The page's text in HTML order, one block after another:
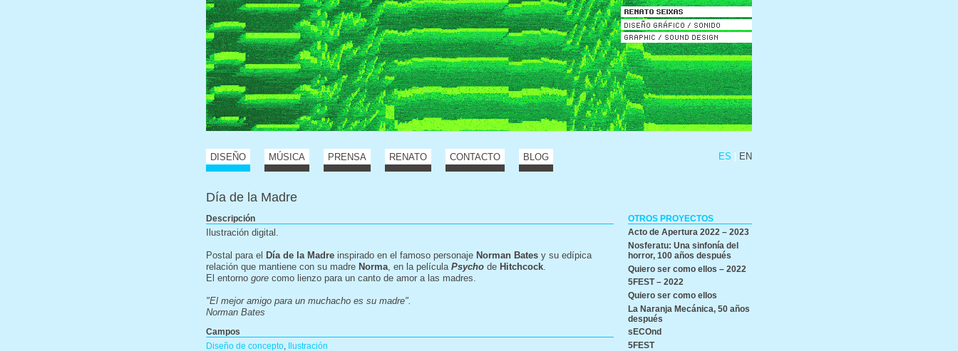
DISEÑO MÚSICA PRENSA RENATO CONTACTO BLOG ES EN
Día de la Madre
Descripción
Ilustración digital.
Postal para el Día de la Madre inspirado en el famoso personaje Norman Bates y su edípica
relación que mantiene con su madre Norma, en la película Psycho de Hitchcock.
El entorno gore como lienzo para un canto de amor a las madres.
"El mejor amigo para un muchacho es su madre".
Norman Bates
Campos
Diseño de concepto Ilustración
OTROS PROYECTOS
Acto de Apertura 2022 – 2023
Nosferatu: Una sinfonía del
horror, 100 años después
Quiero ser como ellos – 2022
5FEST – 2022
Quiero ser como ellos
La Naranja Mecánica, 50 años
después
sECOnd
5FEST